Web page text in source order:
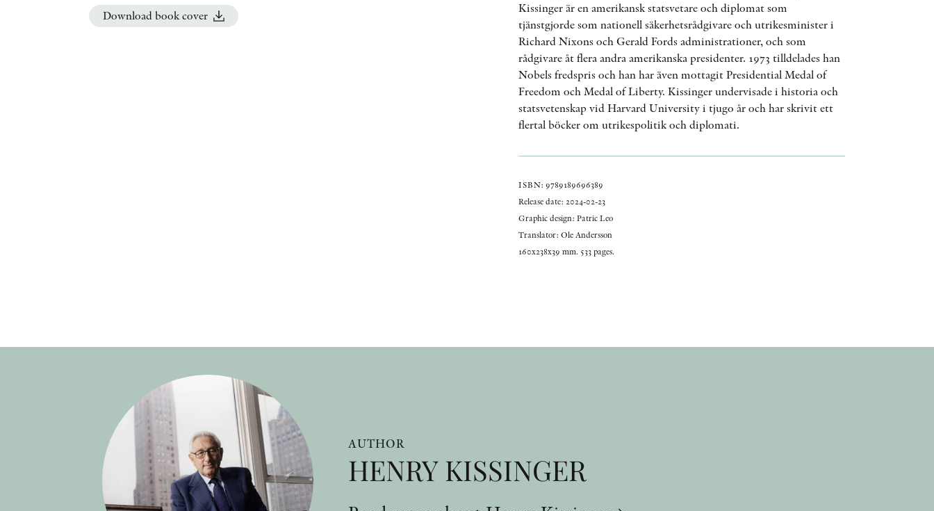
Download book cover
Kissinger är en amerikansk statsvetare och diplomat som
tjänstgjorde som nationell säkerhetsrådgivare och utrikesminister i
Richard Nixons och Gerald Fords administrationer, och som
rådgivare åt flera andra amerikanska presidenter. 1973 tilldelades han
Nobels fredspris och han har även mottagit Presidential Medal of
Freedom och Medal of Liberty. Kissinger undervisade i historia och
statsvetenskap vid Harvard University i tjugo år och har skrivit ett
flertal böcker om utrikespolitik och diplomati.
ISBN: 9789189696389
Release date: 2024-02-23
Graphic design: Patric Leo
Translator: Ole Andersson
160x238x39 mm. 533 pages.
AUTHOR
HENRY KISSINGER